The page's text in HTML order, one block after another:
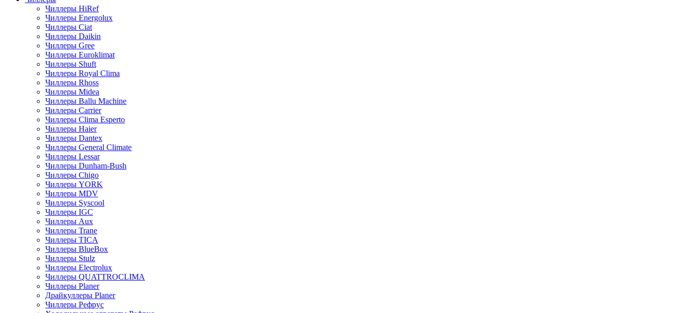
Чиллеры HiRef
Чиллеры Energolux
Чиллеры Ciat
Чиллеры Daikin
Чиллеры Gree
Чиллеры Euroklimat
Чиллеры Shuft
Чиллеры Royal Clima
Чиллеры Rhoss
Чиллеры Midea
Чиллеры Ballu Machine
Чиллеры Carrier
Чиллеры Clima Esperto
Чиллеры Haier
Чиллеры Dantex
Чиллеры General Climate
Чиллеры Lessar
Чиллеры Dunham-Bush
Чиллеры Chigo
Чиллеры YORK
Чиллеры MDV
Чиллеры Syscool
Чиллеры IGC
Чиллеры Aux
Чиллеры Trane
Чиллеры TICA
Чиллеры BlueBox
Чиллеры Stulz
Чиллеры Electrolux
Чиллеры QUATTROCLIMA
Чиллеры Planer
Драйкуллеры Planer
Чиллеры Рефрус